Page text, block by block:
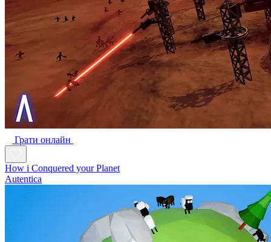
Грати онлайн
How i Conquered your Planet
Autentica